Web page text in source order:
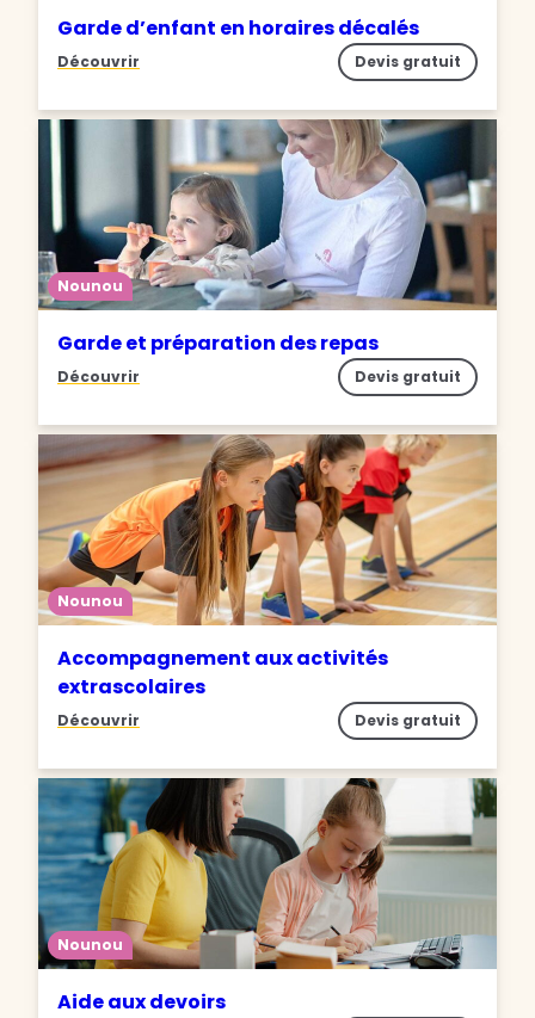
Garde d’enfant en horaires décalés
Découvrir Devis gratuit
Nounou
Garde et préparation des repas
Découvrir Devis gratuit
Nounou
Accompagnement aux activités
extrascolaires
Découvrir Devis gratuit
Nounou
Aide aux devoirs